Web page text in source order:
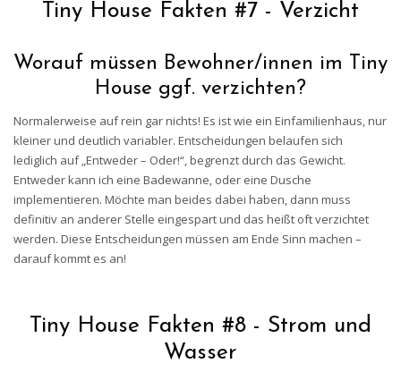
Tiny House Fakten #7 - Verzicht
Worauf müssen Bewohner/innen im Tiny
House ggf. verzichten?
Normalerweise auf rein gar nichts! Es ist wie ein Einfamilienhaus, nur
kleiner und deutlich variabler. Entscheidungen belaufen sich
lediglich auf „Entweder – Oder!“, begrenzt durch das Gewicht.
Entweder kann ich eine Badewanne, oder eine Dusche
implementieren. Möchte man beides dabei haben, dann muss
definitiv an anderer Stelle eingespart und das heißt oft verzichtet
werden. Diese Entscheidungen müssen am Ende Sinn machen –
darauf kommt es an!
Tiny House Fakten #8 - Strom und
Wasser